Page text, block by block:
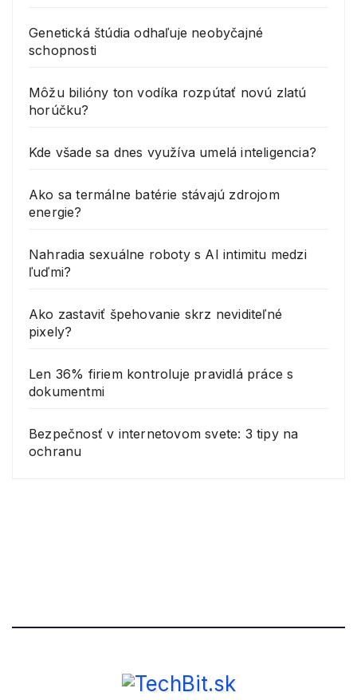
Genetická štúdia odhaľuje neobyčajné
schopnosti
Môžu bilióny ton vodíka rozpútať novú zlatú
horúčku?
Kde všade sa dnes využíva umelá inteligencia?
Ako sa termálne batérie stávajú zdrojom
energie?
Nahradia sexuálne roboty s AI intimitu medzi
ľuďmi?
Ako zastaviť špehovanie skrz neviditeľné
pixely?
Len 36% firiem kontroluje pravidlá práce s
dokumentmi
Bezpečnosť v internetovom svete: 3 tipy na
ochranu